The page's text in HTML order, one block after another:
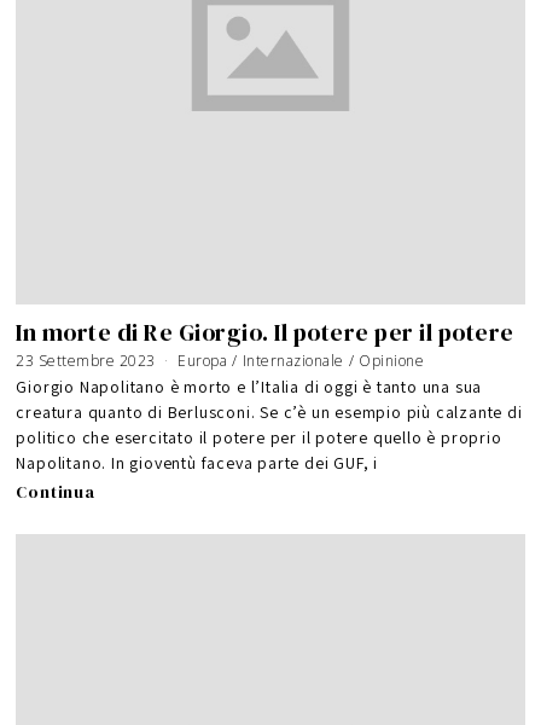
In morte di Re Giorgio. Il potere per il potere
23 Settembre 2023 Europa / Internazionale / Opinione
Giorgio Napolitano è morto e l’Italia di oggi è tanto una sua
creatura quanto di Berlusconi. Se c’è un esempio più calzante di
politico che esercitato il potere per il potere quello è proprio
Napolitano. In gioventù faceva parte dei GUF, i
Continua